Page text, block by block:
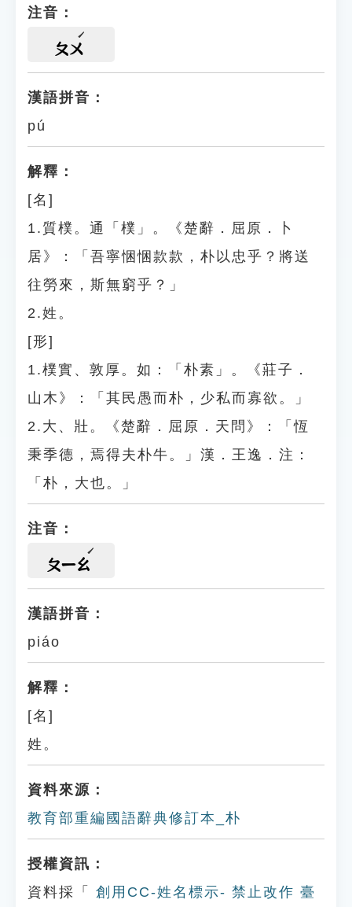
注音：
ㄆㄨ
漢語拼音：
pú
解釋：
[名]
1.質樸。通「樸」。《楚辭．屈原．卜
居》：「吾寧悃悃款款，朴以忠乎？將送
往勞來，斯無窮乎？」
2.姓。
[形]
1.樸實、敦厚。如：「朴素」。《莊子．
山木》：「其民愚而朴，少私而寡欲。」
2.大、壯。《楚辭．屈原．天問》：「恆
秉季德，焉得夫朴牛。」漢．王逸．注：
「朴，大也。」
注音：
ㄆㄧㄠ
漢語拼音：
piáo
解釋：
[名]
姓。
資料來源：
教育部重編國語辭典修訂本_朴
授權資訊：
資料採「
創用CC-姓名標示- 禁止改作 臺